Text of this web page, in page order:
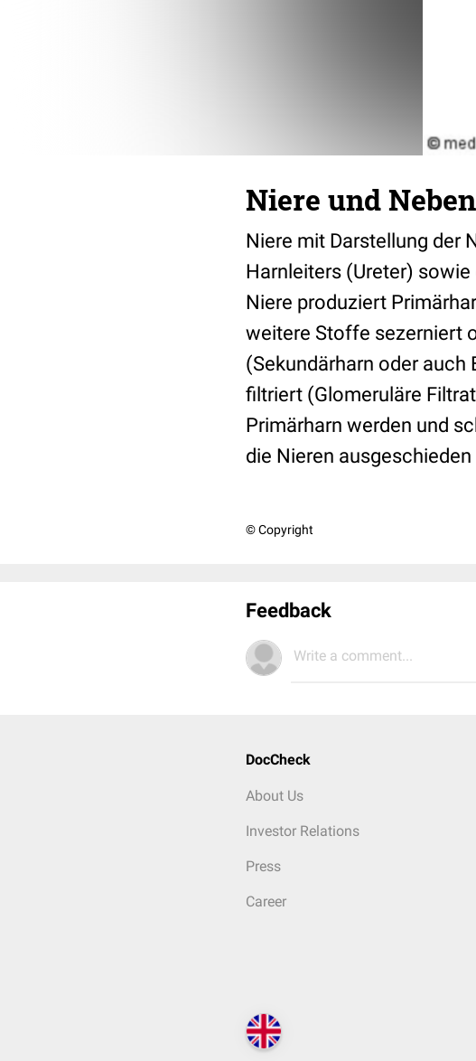
Niere und
Niere mit Darstellung der
Harnleiters (Ureter)
Niere produziert
weitere Stoffe sezerniert
(Sekundärharn oder
filtriert (Glomeruläre
Primärharn werden und
die Nieren ausgeschieden
© Copyright
Feedback
Write a comment...
DocCheck
About Us
Investor Relations
Press
Career